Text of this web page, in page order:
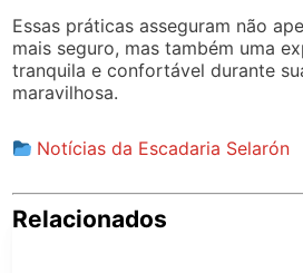
Essas práticas asseguram não
mais seguro, mas também uma
tranquila e confortável durante
maravilhosa.
Notícias da Escadaria Selarón
Relacionados